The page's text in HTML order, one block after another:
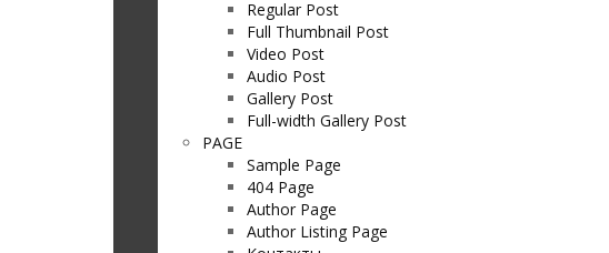
Regular Post
Full Thumbnail Post
Video Post
Audio Post
Gallery Post
Full-width Gallery Post
PAGE
Sample Page
404 Page
Author Page
Author Listing Page